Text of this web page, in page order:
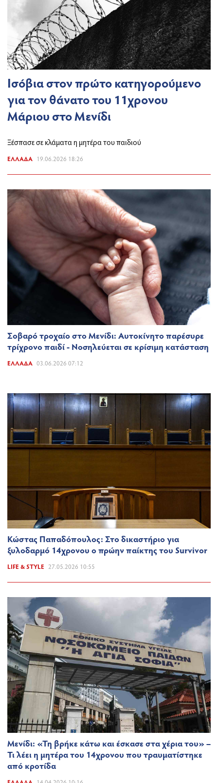
Ισόβια στον πρώτο κατηγορούμενο
για τον θάνατο του 11χρονου
Μάριου στο Μενίδι
Ξέσπασε σε κλάματα η μητέρα του παιδιού
ΕΛΛΆΔΑ 19.06.2026 18:26
Σοβαρό τροχαίο στο Μενίδι: Αυτοκίνητο παρέσυρε
τρίχρονο παιδί - Νοσηλεύεται σε κρίσιμη κατάσταση
ΕΛΛΆΔΑ 03.06.2026 07:12
Κώστας Παπαδόπουλος: Στο δικαστήριο για
ξυλοδαρμό 14χρονου ο πρώην παίκτης του Survivor
LIFE & STYLE 27.05.2026 10:55
Μενίδι: «Τη βρήκε κάτω και έσκασε στα χέρια του» –
Τι λέει η μητέρα του 14χρονου που τραυματίστηκε
από κροτίδα